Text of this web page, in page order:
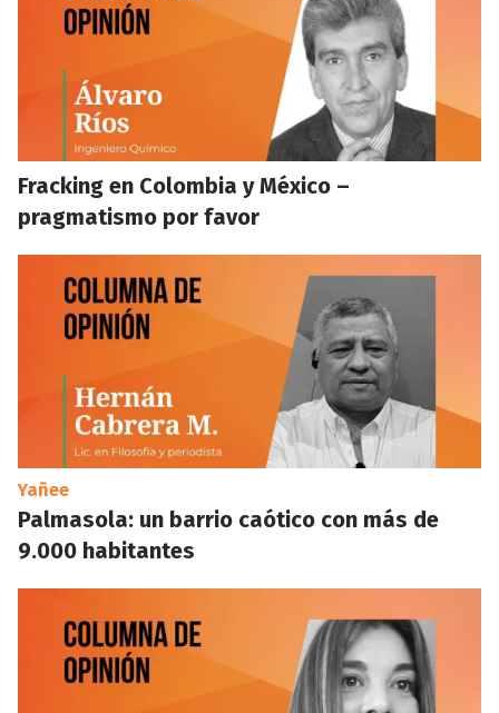
Fracking en Colombia y México –
pragmatismo por favor
Yañee
Palmasola: un barrio caótico con más de
9.000 habitantes